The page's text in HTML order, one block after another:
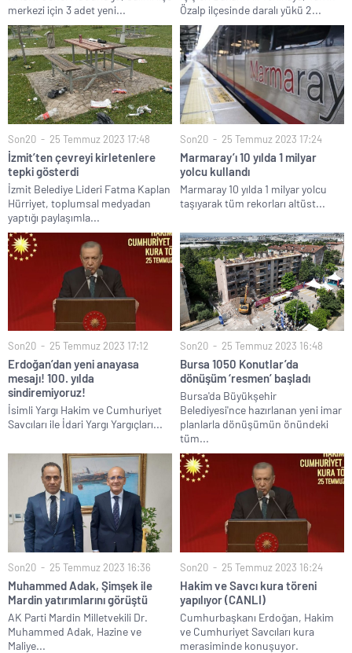
merkezi için 3 adet yeni...
Özalp ilçesinde daralı yükü 2...
Son20 25 Temmuz 2023 17:48
İzmit’ten çevreyi kirletenlere
tepki gösterdi
İzmit Belediye Lideri Fatma Kaplan
Hürriyet, toplumsal medyadan
yaptığı paylaşımla...
Son20 25 Temmuz 2023 17:24
Marmaray’ı 10 yılda 1 milyar
yolcu kullandı
Marmaray 10 yılda 1 milyar yolcu
taşıyarak tüm rekorları altüst...
Son20 25 Temmuz 2023 17:12
Erdoğan’dan yeni anayasa
mesajı! 100. yılda
sindiremiyoruz!
İsimli Yargı Hakim ve Cumhuriyet
Savcıları ile İdari Yargı Yargıçları...
Son20 25 Temmuz 2023 16:48
Bursa 1050 Konutlar’da
dönüşüm ‘resmen’ başladı
Bursa'da Büyükşehir
Belediyesi'nce hazırlanan yeni imar
planlarla dönüşümün önündeki
tüm...
Son20 25 Temmuz 2023 16:36
Muhammed Adak, Şimşek ile
Mardin yatırımlarını görüştü
AK Parti Mardin Milletvekili Dr.
Muhammed Adak, Hazine ve
Maliye...
Son20 25 Temmuz 2023 16:24
Hakim ve Savcı kura töreni
yapılıyor (CANLI)
Cumhurbaşkanı Erdoğan, Hakim
ve Cumhuriyet Savcıları kura
merasiminde konuşuyor.